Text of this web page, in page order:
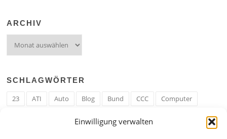
Einwilligung verwalten
ARCHIV
SCHLAGWÖRTER
23 ATI Auto Blog Bund CCC
Computer
Erwerbsregeln